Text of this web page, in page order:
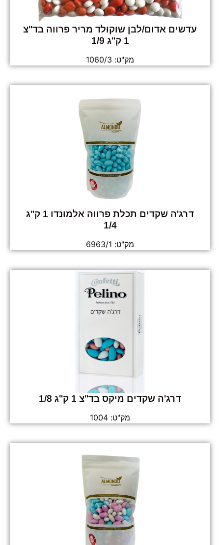
עדשים אדום/לבן שוקולד מריר פרווה בד"צ
1 ק"ג 1/9
מק"ט: 1060/3
דרג'ה שקדים תכלת פרווה אלמונדו 1 ק"ג
1/4
מק"ט: 6963/1
דרג'ה שקדים מיקס בד"צ 1 ק"ג 1/8
מק"ט: 1004